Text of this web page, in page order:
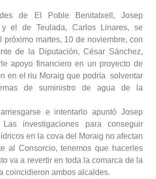
de El Poble Benitatxell, Josep
y el de Teulada, Carlos Linares, se
próximo martes, 10 de noviembre, con
de la Diputación, César Sánchez,
apoyo financiero en un proyecto de
en el riu Moraig que podría solventar
de suministro de agua de la
e intentarlo apuntó Josep
Las investigaciones para conseguir
en la cova del Moraig no afectan
al Consorcio, tenemos que hacerles
va a revertir en toda la comarca de la
coincidieron ambos alcaldes.